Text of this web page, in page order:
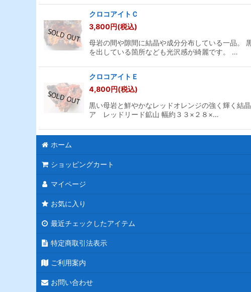
クロコアイトＣ
3,800円(税込)
母岩の間や隙間に結晶や成分分布している一品。
を出している箇所なども光沢感が綺麗です。 …
クロコアイトＥ
4,800円(税込)
黒い母岩と鮮やかなレッドオレンジの強く輝く結
ア レッドリード鉱山 幅約３３×２８×…
ホーム
ショッピングカート
マイページ
お気に入り
最近チェックしたアイテム
特定商取引法表示
ご利用案内
お問い合わせ